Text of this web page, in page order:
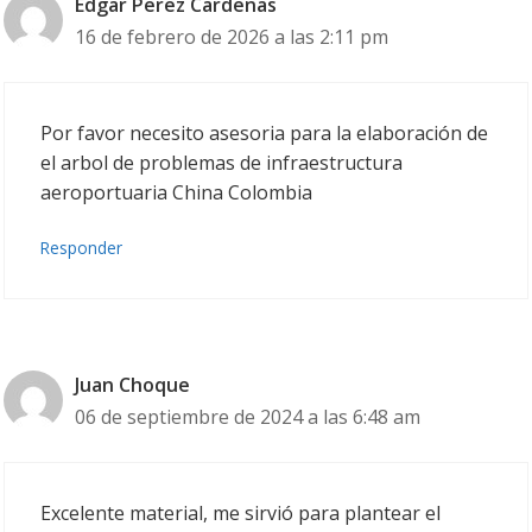
16 de febrero de 2026 a las 2:11 pm
Por favor necesito asesoria para la elaboración de
el arbol de problemas de infraestructura
aeroportuaria China Colombia
Responder
Juan Choque
06 de septiembre de 2024 a las 6:48 am
Excelente material, me sirvió para plantear el